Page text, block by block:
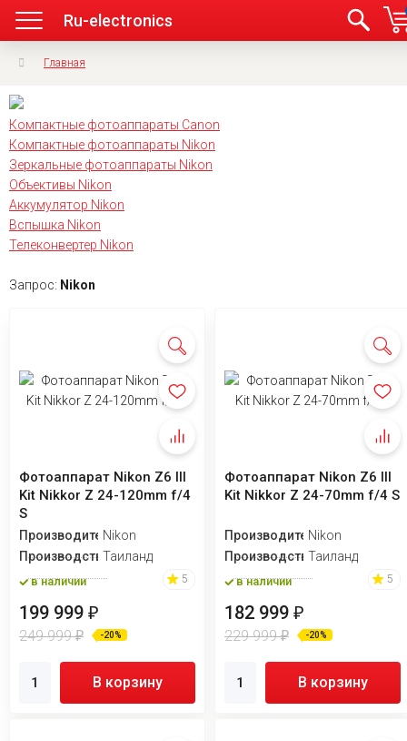
Ru-electronics
Главная
Компактные фотоаппараты Canon
Компактные фотоаппараты Nikon
Зеркальные фотоаппараты Nikon
Объективы Nikon
Аккумулятор Nikon
Вспышка Nikon
Телеконвертер Nikon
Запрос: Nikon
Фотоаппарат Nikon Z6 III
Kit Nikkor Z 24-120mm f/4
S
ПроизводительNikon
ПроизводствоТаиланд
в наличии 5
199 999 ₽
249 999₽ -20%
В корзину
Фотоаппарат Nikon Z6 III
Kit Nikkor Z 24-70mm f/4 S
ПроизводительNikon
ПроизводствоТаиланд
в наличии 5
182 999₽
229 999₽ -20%
В корзину